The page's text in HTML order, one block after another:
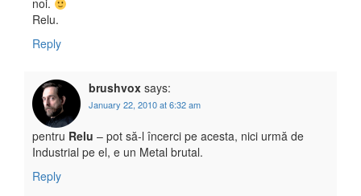
noi.
Relu.
Reply
brushvox says:
January 22, 2010 at 6:32 am
pentru Relu – pot să-l încerci pe acesta, nici urmă de
Industrial pe el, e un Metal brutal.
Reply